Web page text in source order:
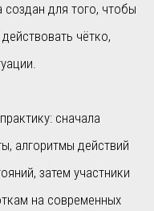
для того, чтобы
чётко,
сначала
алгоритмы действий
затем участники
на современных